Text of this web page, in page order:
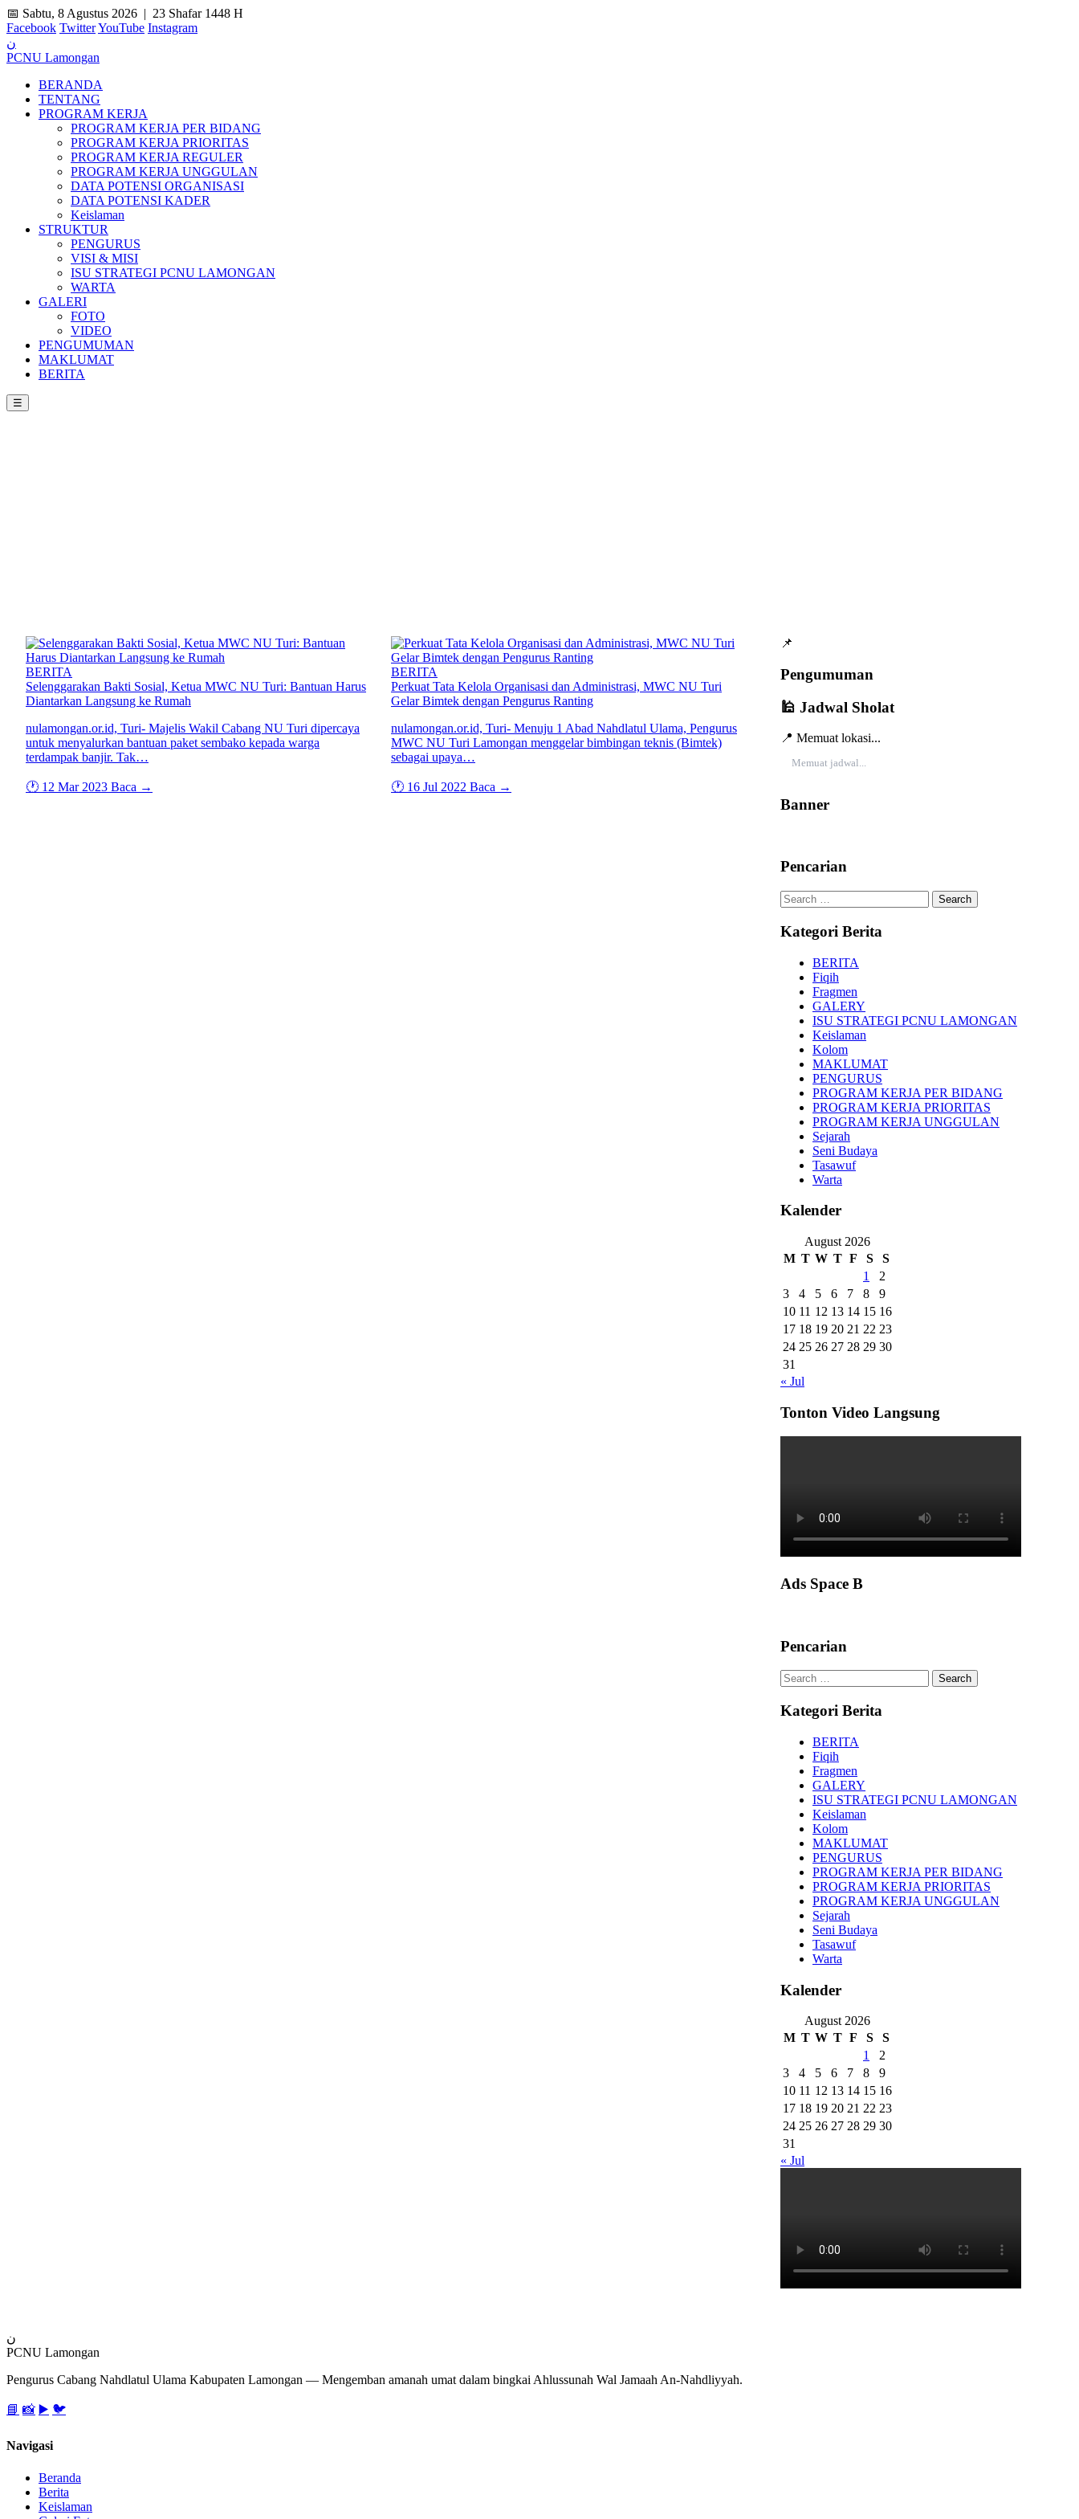
📅 Sabtu, 8 Agustus 2026 | 23 Shafar 1448 H
Facebook TwitterYouTube Instagram
ن
PCNU Lamongan
BERANDA
TENTANG
PROGRAM KERJA
PROGRAM KERJA PER BIDANG
PROGRAM KERJA PRIORITAS
PROGRAM KERJA REGULER
PROGRAM KERJA UNGGULAN
DATA POTENSI ORGANISASI
DATA POTENSI KADER
Keislaman
STRUKTUR
PENGURUS
VISI & MISI
ISU STRATEGI PCNU LAMONGAN
WARTA
GALERI
FOTO
VIDEO
PENGUMUMAN
MAKLUMAT
BERITA
☰
BERITA
Selenggarakan Bakti Sosial, Ketua MWC NU Turi: Bantuan Harus
Diantarkan Langsung ke Rumah
nulamongan.or.id, Turi- Majelis Wakil Cabang NU Turi dipercaya
untuk menyalurkan bantuan paket sembako kepada warga
terdampak banjir. Tak…
🕐 12 Mar 2023 Baca →
BERITA
Perkuat Tata Kelola Organisasi dan Administrasi, MWC NU Turi
Gelar Bimtek dengan Pengurus Ranting
nulamongan.or.id, Turi- Menuju 1 Abad Nahdlatul Ulama, Pengurus
MWC NU Turi Lamongan menggelar bimbingan teknis (Bimtek)
sebagai upaya…
🕐 16 Jul 2022 Baca →
📌
Pengumuman
🕌 Jadwal Sholat
📍 Memuat lokasi...
Memuat jadwal...
Banner
Pencarian
Search
for:
Kategori Berita
BERITA
Fiqih
Fragmen
GALERY
ISU STRATEGI PCNU LAMONGAN
Keislaman
Kolom
MAKLUMAT
PENGURUS
PROGRAM KERJA PER BIDANG
PROGRAM KERJA PRIORITAS
PROGRAM KERJA UNGGULAN
Sejarah
Seni Budaya
Tasawuf
Warta
Kalender
August 2026
M T W T F S
S
1
2
3
4 5 6 7 8
9
10 11 12 13 14 15 16
17 18 19 20 21 22 23
24 25 26 27 28 29 30
31
« Jul
Tonton Video Langsung
Ads Space B
Pencarian
Search
for:
Kategori Berita
BERITA
Fiqih
Fragmen
GALERY
ISU STRATEGI PCNU LAMONGAN
Keislaman
Kolom
MAKLUMAT
PENGURUS
PROGRAM KERJA PER BIDANG
PROGRAM KERJA PRIORITAS
PROGRAM KERJA UNGGULAN
Sejarah
Seni Budaya
Tasawuf
Warta
Kalender
August 2026
M T W T F S
S
1
2
3
4 5 6 7 8
9
10 11 12 13 14 15 16
17 18 19 20 21 22 23
24 25 26 27 28 29 30
31
« Jul
ن
PCNU Lamongan
Pengurus Cabang Nahdlatul Ulama Kabupaten Lamongan — Mengemban amanah umat dalam bingkai Ahlussunah Wal Jamaah An-Nahdliyyah.
📘 📸 ▶️ 🐦
Navigasi
Beranda
Berita
Keislaman